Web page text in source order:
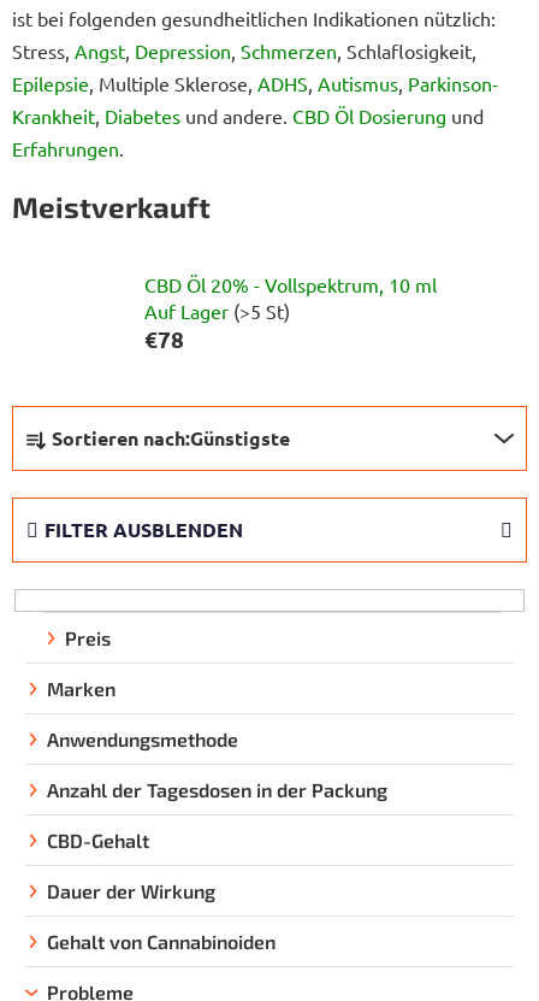
ist bei folgenden gesundheitlichen Indikationen nützlich:
Stress, Angst Depression Schmerzen , Schlaflosigkeit,
Epilepsie , Multiple Sklerose, ADHS Autismus Parkinson-
Krankheit Diabetes und andere. CBD Öl Dosierung und
Erfahrungen
Meistverkauft
CBD Öl 20% - Vollspektrum, 10 ml
Auf Lager (>5 St)
€78
o
t
o
u
g
Sortieren nach:Günstigste
FILTER AUSBLENDEN
Preis
Marken
Anwendungsmethode
Anzahl der Tagesdosen in der Packung
CBD-Gehalt
Dauer der Wirkung
Gehalt von Cannabinoiden
Probleme